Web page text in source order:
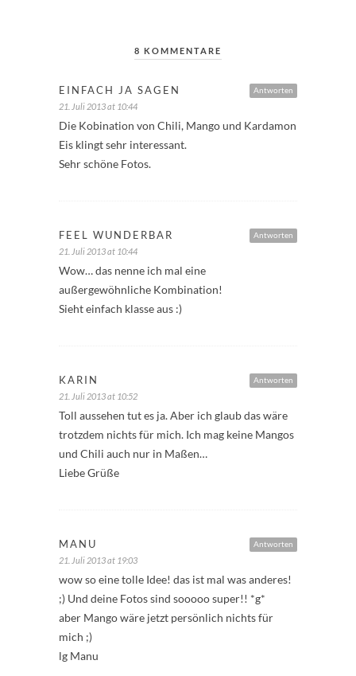
8 KOMMENTARE
Antworten
EINFACH JA SAGEN
21. Juli 2013 at 10:44
Die Kobination von Chili, Mango und Kardamon
Eis klingt sehr interessant.
Sehr schöne Fotos.
Antworten
FEEL WUNDERBAR
21. Juli 2013 at 10:44
Wow… das nenne ich mal eine
außergewöhnliche Kombination!
Sieht einfach klasse aus :)
Antworten
KARIN
21. Juli 2013 at 10:52
Toll aussehen tut es ja. Aber ich glaub das wäre
trotzdem nichts für mich. Ich mag keine Mangos
und Chili auch nur in Maßen…
Liebe Grüße
Antworten
MANU
21. Juli 2013 at 19:03
wow so eine tolle Idee! das ist mal was anderes!
;) Und deine Fotos sind sooooo super!! *g*
aber Mango wäre jetzt persönlich nichts für
mich ;)
lg Manu